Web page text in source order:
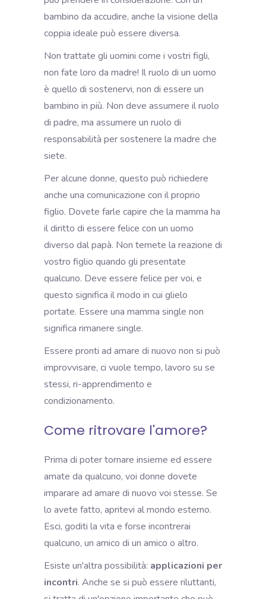
bambino da accudire, anche la visione della
coppia ideale può essere diversa.
Non trattate gli uomini come i vostri figli,
non fate loro da madre! Il ruolo di un uomo
è quello di sostenervi, non di essere un
bambino in più. Non deve assumere il ruolo
di padre, ma assumere un ruolo di
responsabilità per sostenere la madre che
siete.
Per alcune donne, questo può richiedere
anche una comunicazione con il proprio
figlio. Dovete farle capire che la mamma ha
il diritto di essere felice con un uomo
diverso dal papà. Non temete la reazione di
vostro figlio quando gli presentate
qualcuno. Deve essere felice per voi, e
questo significa il modo in cui glielo
portate. Essere una mamma single non
significa rimanere single.
Essere pronti ad amare di nuovo non si può
improvvisare, ci vuole tempo, lavoro su se
stessi, ri-apprendimento e
condizionamento.
Come ritrovare l'amore?
Prima di poter tornare insieme ed essere
amate da qualcuno, voi donne dovete
imparare ad amare di nuovo voi stesse. Se
lo avete fatto, apritevi al mondo esterno.
Esci, goditi la vita e forse incontrerai
qualcuno, un amico di un amico o altro.
Esiste un'altra possibilità: applicazioni per
incontri. Anche se si può essere riluttanti,